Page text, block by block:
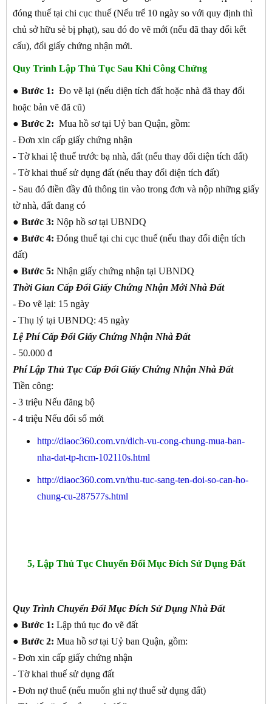
đóng thuế tại chi cục thuế (Nếu trể 10 ngày so với quy định thì
chủ sở hữu sẻ bị phạt), sau đó đo vẽ mới (nếu đã thay đổi kết
cấu), đổi giấy chứng nhận mới.
Quy Trình Lập Thủ Tục Sau Khi Công Chứng
● Bước 1: Đo vẽ lại (nếu diện tích đất hoặc nhà đã thay đổi
hoặc bản vẽ đã cũ)
● Bước 2: Mua hồ sơ tại Uỷ ban Quận, gồm:
- Đơn xin cấp giấy chứng nhận
- Tờ khai lệ thuế trước bạ nhà, đất (nếu thay đổi diện tích đất)
- Tờ khai thuế sử dụng đất (nếu thay đổi diện tích đất)
- Sau đó điền đầy đủ thông tin vào trong đơn và nộp những giấy
tờ nhà, đất đang có
● Bước 3: Nộp hồ sơ tại UBNDQ
● Bước 4: Đóng thuế tại chi cục thuế (nếu thay đổi diện tích
đất)
● Bước 5: Nhận giấy chứng nhận tại UBNDQ
Thời Gian Cấp Đổi Giấy Chứng Nhận Mới Nhà Đất
- Đo vẽ lại: 15 ngày
- Thụ lý tại UBNDQ: 45 ngày
Lệ Phí Cấp Đổi Giấy Chứng Nhận Nhà Đất
- 50.000 đ
Phí Lập Thủ Tục Cấp Đổi Giấy Chứng Nhận Nhà Đất
Tiền công:
- 3 triệu Nếu đăng bộ
- 4 triệu Nếu đổi sổ mới
http://diaoc360.com.vn/dich-vu-cong-chung-mua-ban-
nha-dat-tp-hcm-102110s.html
http://diaoc360.com.vn/thu-tuc-sang-ten-doi-so-can-ho-
chung-cu-287577s.html
5, Lập Thủ Tục Chuyển Đổi Mục Đích Sử Dụng Đất
Quy Trình Chuyển Đổi Mục Đích Sử Dụng Nhà Đất
● Bước 1: Lập thủ tục đo vẽ đất
● Bước 2: Mua hồ sơ tại Uỷ ban Quận, gồm:
- Đơn xin cấp giấy chứng nhận
- Tờ khai thuế sử dụng đất
- Đơn nợ thuế (nếu muốn ghi nợ thuế sử dụng đất)